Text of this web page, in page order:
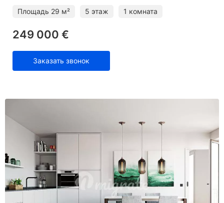
Площадь 29 м² 5 этаж 1 комната
249 000 €
Заказать звонок